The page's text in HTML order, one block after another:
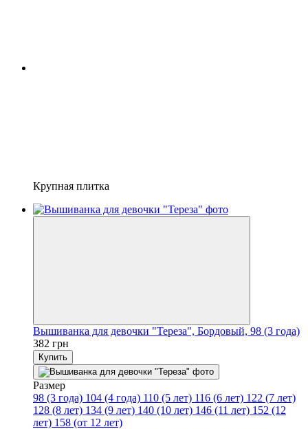
Крупная плитка
Вышиванка для девочки "Тереза", Бордовый, 98 (3 года)
382 грн
Купить
Размер
98 (3 года) 104 (4 года) 110 (5 лет) 116 (6 лет) 122 (7 лет)
128 (8 лет) 134 (9 лет) 140 (10 лет) 146 (11 лет) 152 (12
лет) 158 (от 12 лет)